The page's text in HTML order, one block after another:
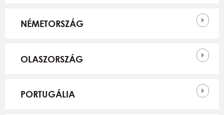
NÉMETORSZÁG
OLASZORSZÁG
PORTUGÁLIA